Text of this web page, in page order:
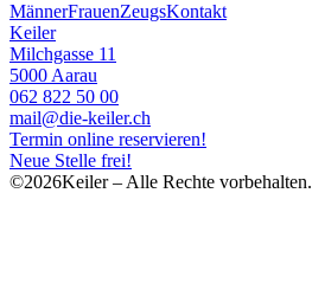
MännerFrauenZeugsKontakt
Keiler
Milchgasse 11
5000 Aarau
062 822 50 00
mail@die-keiler.ch
Termin online reservieren!
Neue Stelle frei!
©2026Keiler – Alle Rechte vorbehalten.